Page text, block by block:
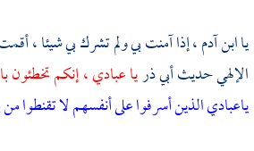
يا ابنآدم ،إذا آمنت بي ولم تشرك بي شيئا ،
الإلهي حديث أبي ذريا عبادي ، إنكم تخطئون
ياعبادي الذين أسرفوا على أنفسهم لا تقنطوا من